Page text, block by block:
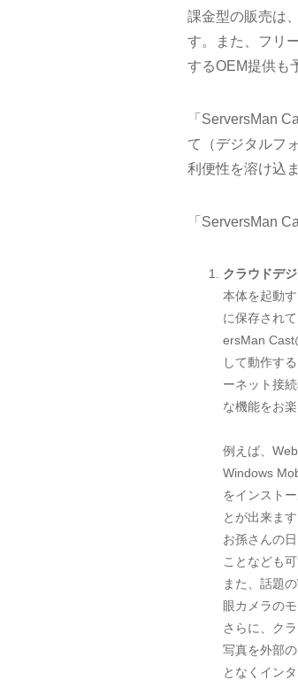
課金型の販売は
す。また、フリ
するOEM提供も
「ServersMan
て（デジタルフ
利便性を溶け込
「ServersMan
クラウドデ
本体を起動
に保存され
ersMan
して動作す
ーネット接
な機能をお
例えば、
Windows
をインスト
とが出来ます
お孫さんの
ことなども可
また、話題
眼カメラの
さらに、ク
写真を外部
となくイン